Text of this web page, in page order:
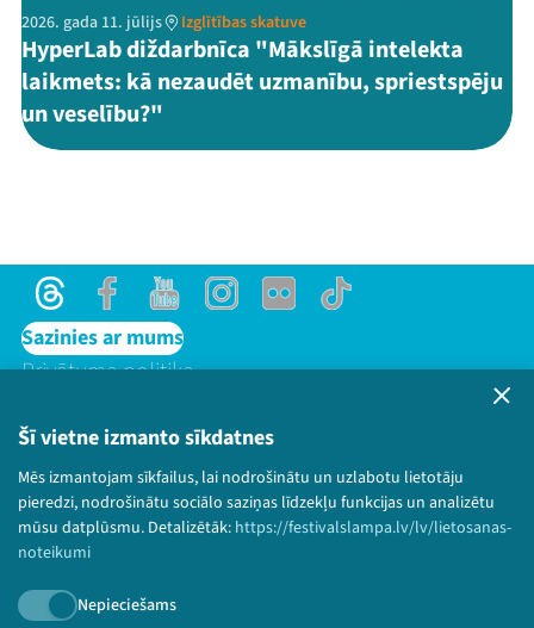
Šī vietne izmanto sīkdatnes
Mēs izmantojam sīkfailus, lai nodrošinātu un uzlabotu lietotāju
pieredzi, nodrošinātu sociālo saziņas līdzekļu funkcijas un analizētu
mūsu datplūsmu. Detalizētāk: https://festivalslampa.lv/lv/lietosanas-
noteikumi
Nepieciešams
2026. gada 11. jūlijs Izglītības skatuve
HyperLab diždarbnīca "Mākslīgā intelekta
laikmets: kā nezaudēt uzmanību, spriestspēju
un veselību?"
ThreadsFacebookYoutubeInstagram
Flick TikTok
Sazinies ar mums
Privātuma politika
Bērnu aizsardzības politika
© 2026 Sarunu festivāls LAMPA Visas tiesības
paturētas.
Piesakies jaunumiem!